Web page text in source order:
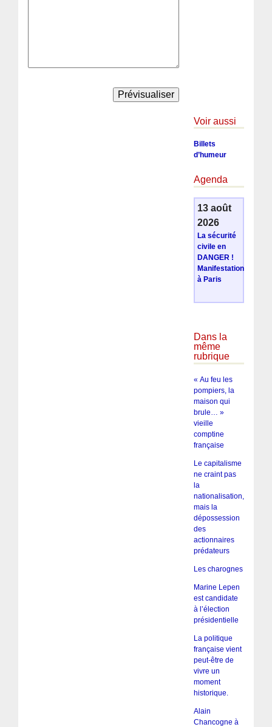
Voir aussi
Billets
d’humeur
Agenda
13 août
2026
La sécurité
civile en
DANGER !
Manifestation
à Paris
Dans la
même
rubrique
« Au feu les
pompiers, la
maison qui
brule… »
vieille
comptine
française
Le capitalisme
ne craint pas
la
nationalisation,
mais la
dépossession
des
actionnaires
prédateurs
Les charognes
Marine Lepen
est candidate
à l’élection
présidentielle
La politique
française vient
peut-être de
vivre un
moment
historique.
Alain
Chancogne à